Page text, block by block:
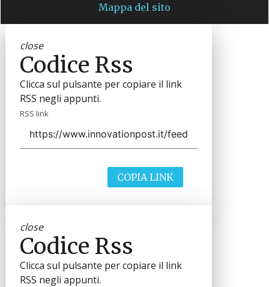
Mappa del sito
close
Codice Rss
Clicca sul pulsante per copiare il link
RSS negli appunti.
RSS link
COPIA LINK
close
Codice Rss
Clicca sul pulsante per copiare il link
RSS negli appunti.